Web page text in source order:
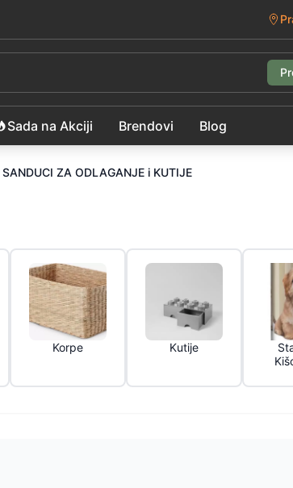
Sada na Akciji Brendovi Blog
SANDUCI ZA ODLAGANJE i KUTIJE
Korpe Kutije